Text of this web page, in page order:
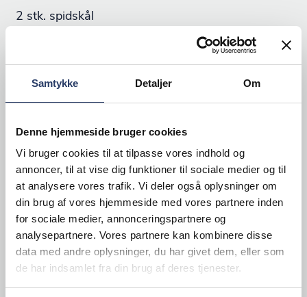
Samtykke Detaljer Om
Denne hjemmeside bruger cookies
Vi bruger cookies til at tilpasse vores indhold og
annoncer, til at vise dig funktioner til sociale medier og til
at analysere vores trafik. Vi deler også oplysninger om
din brug af vores hjemmeside med vores partnere inden
for sociale medier, annonceringspartnere og
analysepartnere. Vores partnere kan kombinere disse
data med andre oplysninger, du har givet dem, eller som
de har indsamlet fra din brug af deres tjenester.
2 stk. spidskål
4 stk. forårsløg
1 potte purløg
4 fed hvidløg
2 stk. avocado
Saften af 2 citroner
140 g cashewnødder
80 g parmesan (fintrevet)
6 spsk. olivenolie
Salt